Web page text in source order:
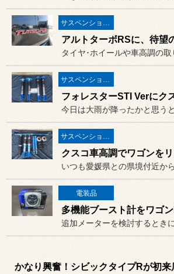
電装品
かなり興奮！シビックタイプRが初来